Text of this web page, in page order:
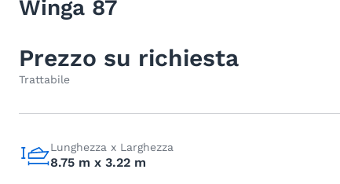
Winga 87
Prezzo su richiesta
Trattabile
Lunghezza x Larghezza
8.75 m x 3.22 m